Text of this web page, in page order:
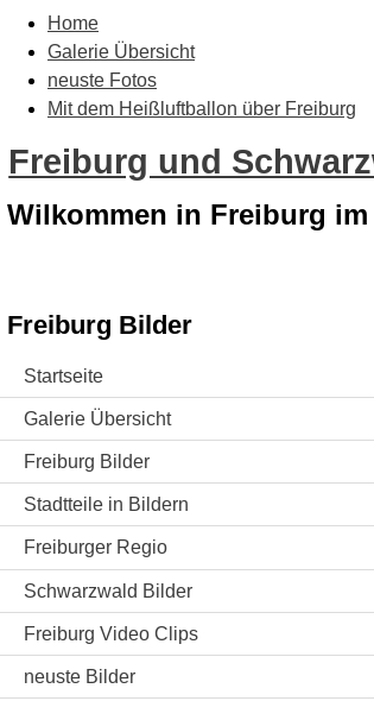
Home
Galerie Übersicht
neuste Fotos
Mit dem Heißluftballon über Freiburg
Freiburg und
Wilkommen in Freiburg im
Freiburg Bilder
Startseite
Galerie Übersicht
Freiburg Bilder
Stadtteile in Bildern
Freiburger Regio
Schwarzwald Bilder
Freiburg Video Clips
neuste Bilder